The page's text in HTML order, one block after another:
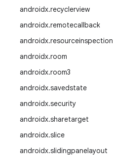
androidx.recyclerview
androidx.remotecallback
androidx.resourceinspection
androidx.room
androidx.room3
androidx.savedstate
androidx.security
androidx.sharetarget
androidx.slice
androidx.slidingpanelayout